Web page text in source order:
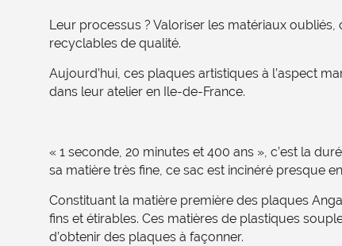
Leur processus ? Valoriser les matériaux
recyclables de qualité.
Aujourd’hui, ces plaques artistiques à l’aspect
dans leur atelier en Ile-de-France.
« 1 seconde, 20 minutes et 400 ans », c’est la
sa matière très fine, ce sac est incinéré presque
Constituant la matière première des plaques
fins et étirables. Ces matières de plastiques
d’obtenir des plaques à façonner.